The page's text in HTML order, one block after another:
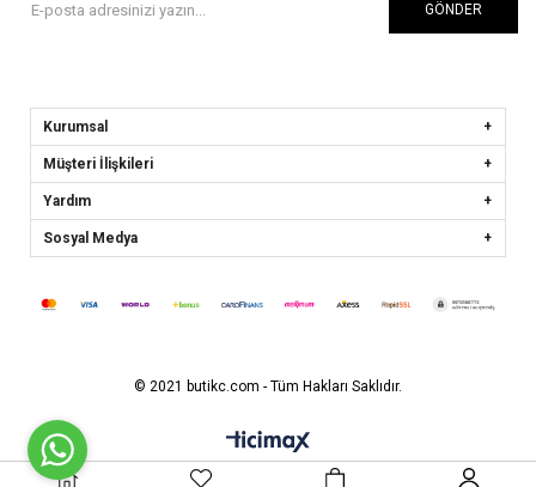
GÖNDER
Kurumsal
Müşteri İlişkileri
Yardım
Sosyal Medya
© 2021 butikc.com - Tüm Hakları Saklıdır.